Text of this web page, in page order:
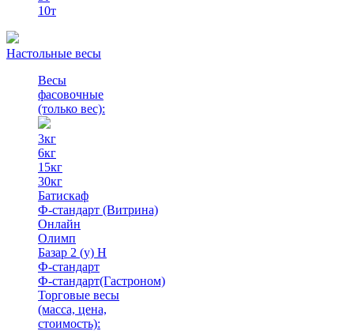
10т
Настольные весы
Весы
фасовочные
(только вес):
3кг
6кг
15кг
30кг
Батискаф
Ф-стандарт (Витрина)
Онлайн
Олимп
Базар 2 (у) Н
Ф-стандарт
Ф-стандарт(Гастроном)
Торговые весы
(масса, цена,
стоимость):